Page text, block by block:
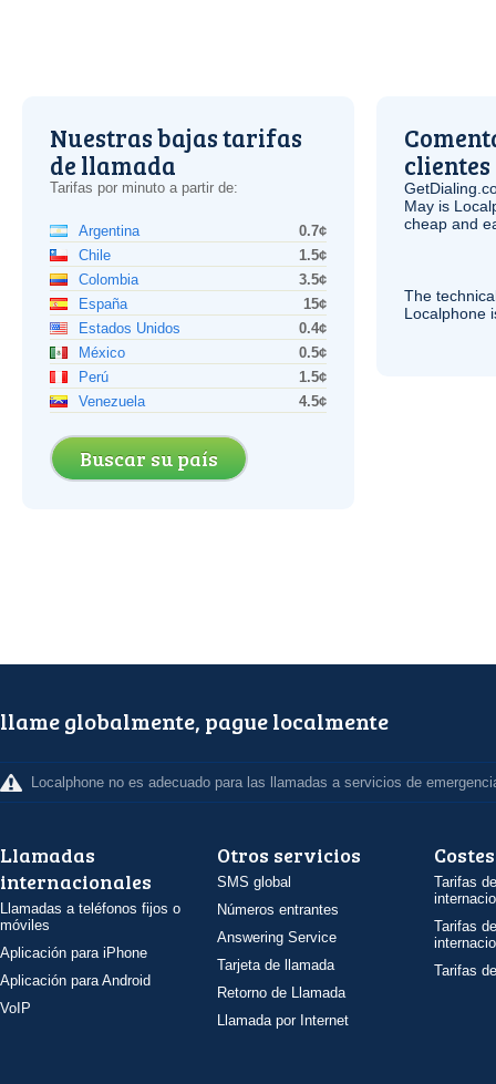
Nuestras bajas tarifas
de llamada
Tarifas por minuto a partir de:
Argentina
0.7¢
Chile
1.5¢
Colombia
3.5¢
España
15¢
Estados Unidos
0.4¢
México
0.5¢
Perú
1.5¢
Venezuela
4.5¢
Buscar su país
clientes
May is
cheap and
The
Localphone
llame globalmente, pague localmente
Localphone no es adecuado para las llamadas a servicios de
Llamadas
internacionales
Llamadas a teléfonos fijos o
móviles
Aplicación para iPhone
Aplicación para Android
VoIP
Otros servicios
SMS global
Números entrantes
Answering Service
Tarjeta de llamada
Retorno de Llamada
Llamada por Internet
Costes
Tarifas
Tarifas
Tarifas